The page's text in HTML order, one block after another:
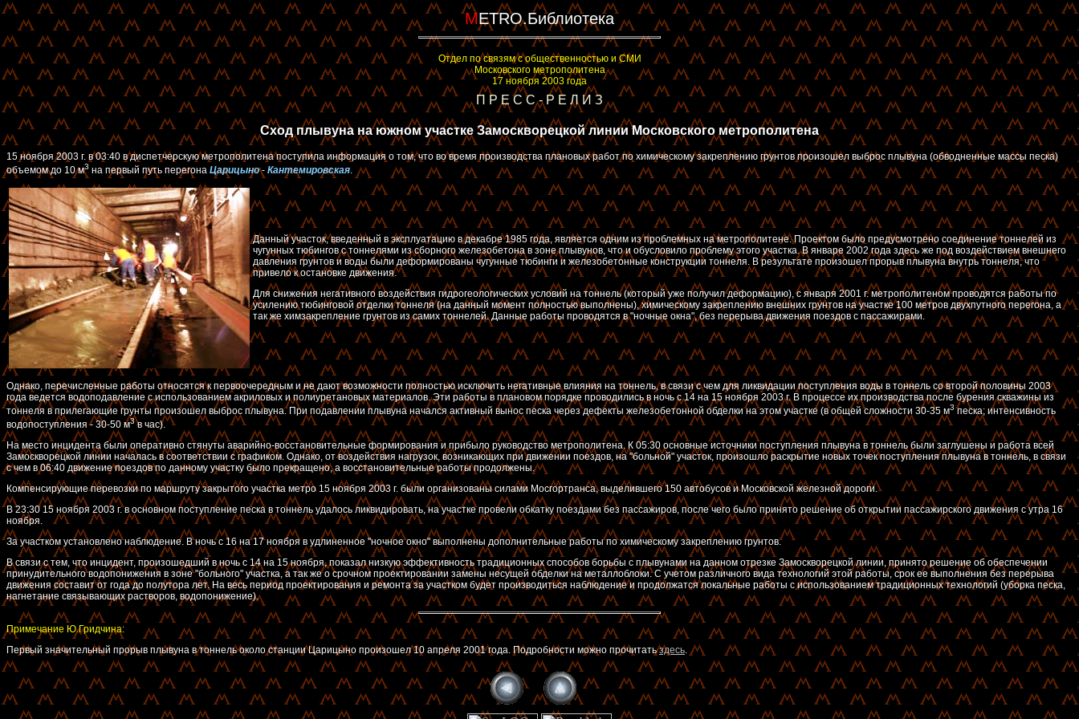
METRO.Библиотека
Отдел по связям с общественностью и СМИ
Московского метрополитена
17 ноября 2003 года
П Р Е С С - Р Е Л И З
Сход плывуна на южном участке Замоскворецкой линии Московского метрополитена
15 ноября 2003 г. в 03:40 в диспетчерскую метрополитена поступила информация о том, что во время производства плановых работ по химическому закреплению грунтов произошел выброс плывуна (обводненные массы песка)
объемом до 10 м3 на первый путь перегона Царицыно- Кантемировская.
Данный участок, введенный в эксплуатацию в декабре 1985 года, является одним из проблемных на метрополитене. Проектом было предусмотрено соединение тоннелей из
чугунных тюбингов с тоннелями из сборного железобетона в зоне плывунов, что и обусловило проблему этого участка. В январе 2002 года здесь же под воздействием внешнего
давления грунтов и воды были деформированы чугунные тюбинги и железобетонные конструкции тоннеля. В результате произошел прорыв плывуна внутрь тоннеля, что
привело к остановке движения.
Для снижения негативного воздействия гидрогеологических условий на тоннель (который уже получил деформацию), с января 2001 г. метрополитеном проводятся работы по
усилению тюбинговой отделки тоннеля (на данный момент полностью выполнены), химическому закреплению внешних грунтов на участке 100 метров двухпутного перегона, а
так же химзакрепление грунтов из самих тоннелей. Данные работы проводятся в "ночные окна", без перерыва движения поездов с пассажирами.
Однако, перечисленные работы относятся к первоочередным и не дают возможности полностью исключить негативные влияния на тоннель, в связи с чем для ликвидации поступления воды в тоннель со второй половины 2003
года ведется водоподавление с использованием акриловых и полиуретановых материалов. Эти работы в плановом порядке проводились в ночь с 14 на 15 ноября 2003 г. В процессе их производства после бурения скважины из
тоннеля в прилегающие грунты произошел выброс плывуна. При подавлении плывуна начался активный вынос песка через дефекты железобетонной обделки на этом участке (в общей сложности 30-35 м3песка; интенсивность
водопоступления - 30-50 м3в час).
На место инцидента были оперативно стянуты аварийно-восстановительные формирования и прибыло руководство метрополитена. К 05:30 основные источники поступления плывуна в тоннель были заглушены и работа всей
Замоскворецкой линии началась в соответствии с графиком. Однако, от воздействия нагрузок, возникающих при движении поездов, на "больной" участок, произошло раскрытие новых точек поступления плывуна в тоннель, в связи
с чем в 06:40 движение поездов по данному участку было прекращено, а восстановительные работы продолжены.
Компенсирующие перевозки по маршруту закрытого участка метро 15 ноября 2003 г. были организованы силами Мосгортранса, выделившего 150 автобусов и Московской железной дороги.
В 23:30 15 ноября 2003 г. в основном поступление песка в тоннель удалось ликвидировать, на участке провели обкатку поездами без пассажиров, после чего было принято решение об открытии пассажирского движения с утра 16
ноября.
За участком установлено наблюдение. В ночь с 16 на 17 ноября в удлиненное "ночное окно" выполнены дополнительные работы по химическому закреплению грунтов.
В связи с тем, что инцидент, произошедший в ночь с 14 на 15 ноября, показал низкую эффективность традиционных способов борьбы с плывунами на данном отрезке Замоскворецкой линии, принято решение об обеспечении
принудительного водопонижения в зоне "больного" участка, а так же о срочном проектировании замены несущей обделки на металлоблоки. С учетом различного вида технологий этой работы, срок ее выполнения без перерыва
движения составит от года до полутора лет. На весь период проектирования и ремонта за участком будет производиться наблюдение и продолжатся локальные работы с использованием традиционных технологий (уборка песка,
нагнетание связывающих растворов, водопонижение).
Примечание Ю.Гридчина:
Первый значительный прорыв плывуна в тоннель около станции Царицыно произошел 10 апреля 2001 года. Подробности можно прочитатьздесь.